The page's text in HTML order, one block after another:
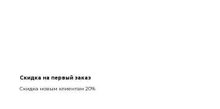
Скидка на первый заказ
Скидка новым клиентам 20%